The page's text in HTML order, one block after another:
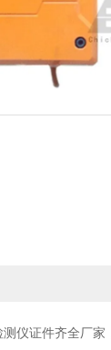
仪证件齐全厂家